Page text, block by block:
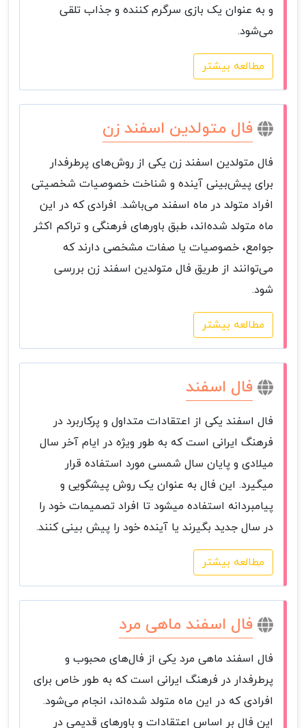
و به عنوان یک بازی سرگرم کننده و جذاب تلقی
می‌شود.
مطالعه بیشتر
فال متولدین اسفند زن
فال متولدین اسفند زن یکی از روش‌های پرطرفدار
برای پیش‌بینی آینده و شناخت خصوصیات شخصیتی
افراد متولد در ماه اسفند می‌باشد. افرادی که در این
ماه متولد شده‌اند، طبق باورهای فرهنگی و تراکم اکثر
جوامع، خصوصیات یا صفات مشخصی دارند که
می‌توانند از طریق فال متولدین اسفند زن بررسی
شود.
مطالعه بیشتر
فال اسفند
فال اسفند یکی از اعتقادات متداول و پرکاربرد در
فرهنگ ایرانی است که به طور ویژه در ایام آخر سال
میلادی و پایان سال شمسی مورد استفاده قرار
میگیرد. این فال به عنوان یک روش پیشگویی و
پیامبردانه استفاده میشود تا افراد تصمیمات خود را
در سال جدید بگیرند یا آینده خود را پیش بینی کنند.
مطالعه بیشتر
فال اسفند ماهی مرد
فال اسفند ماهی مرد یکی از فال‌های محبوب و
پرطرفدار در فرهنگ ایرانی است که به طور خاص برای
افرادی که در این ماه متولد شده‌اند، انجام می‌شود.
این فال بر اساس اعتقادات و باورهای قدیمی در